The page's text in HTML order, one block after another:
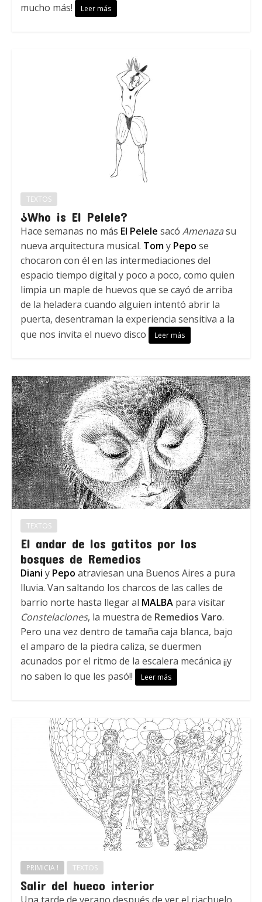
mucho más!
Leer más
TEXTOS
¿Who is El Pelele?
Hace semanas no más El Pelele sacó Amenazasu
nueva arquitectura musical. Tomy Pepo se
chocaron con él en las intermediaciones del
espacio tiempo digital y poco a poco, como quien
limpia un maple de huevos que se cayó de arriba
de la heladera cuando alguien intentó abrir la
puerta, desentraman la experiencia sensitiva a la
que nos invita el nuevo disco
Leer más
TEXTOS
El andar de los gatitos por los
bosques de Remedios
Diani y Pepo atraviesan una Buenos Aires a pura
lluvia. Van saltando los charcos de las calles de
barrio norte hasta llegar al MALBApara visitar
Constelaciones, la muestra de Remedios Varo.
Pero una vez dentro de tamaña caja blanca, bajo
el amparo de la piedra caliza, se duermen
acunados por el ritmo de la escalera mecánica ¡¡y
no saben lo que les pasó!!
Leer más
PRIMICIA ! TEXTOS
Salir del hueco interior